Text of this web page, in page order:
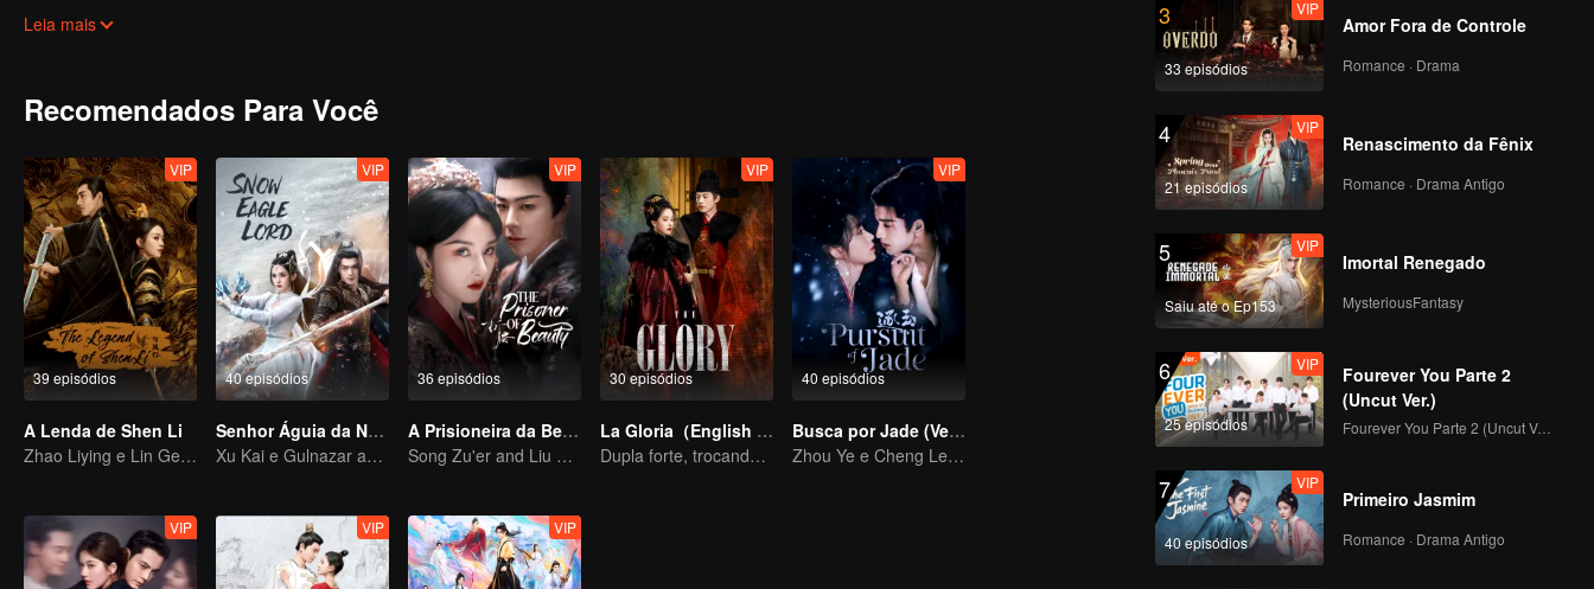
uma organização de guardiões para mudar seu destino e, assim, se torna um Guardião.
Leia mais
Recomendados Para Você
39 episódios
VIP
A Lenda de Shen Li
Zhao Liying e Lin Gengxin cooperam novamente
40 episódios
VIP
Senhor Águia da Neve
Xu Kai e Gulnazar abrem um mundo extraordinário da paixão
36 episódios
VIP
A Prisioneira da Beleza (English Ver.)
Song Zu'er and Liu Yuning's Family Feud and Romance
30 episódios
VIP
La Gloria（English Version.）
Dupla forte, trocando provocações e resolvendo mistérios juntos
40 episódios
VIP
Busca por Jade (Versão em Inglês)
Zhou Ye e Cheng Lei, os jovens generais que protegem o país
VIP VIP VIP
3
33 episódios
VIP
Amor Fora de Controle
Romance · Drama
4
21 episódios
VIP
Renascimento da Fênix
Romance · Drama Antigo
5
Saiu até o Ep153
VIP
Imortal Renegado
MysteriousFantasy
6
25 episódios
VIP
Fourever You Parte 2
(Uncut Ver.)
Fourever You Parte 2 (Uncut Ver.)
7
40 episódios
VIP
Primeiro Jasmim
Romance · Drama Antigo